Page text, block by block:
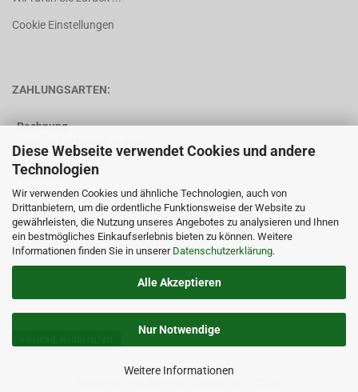
Diese Webseite verwendet Cookies und andere
Technologien
Wir verwenden Cookies und ähnliche Technologien, auch von
Drittanbietern, um die ordentliche Funktionsweise der Website zu
gewährleisten, die Nutzung unseres Angebotes zu analysieren und Ihnen
ein bestmögliches Einkaufserlebnis bieten zu können. Weitere
Informationen finden Sie in unserer Datenschutzerklärung.
Alle Akzeptieren
Nur Notwendige
Weitere Informationen
Cookie Einstellungen
ZAHLUNGSARTEN:
Rechnung
(nur für Bestandskunden)
Vorkasse